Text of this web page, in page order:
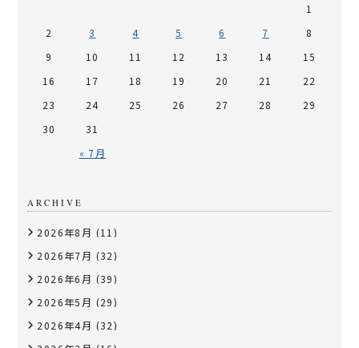
« 7月
1
2
3 4 5 6 7
8
9
10 11 12 13 14
15
16
17 18 19 20 21
22
23
24 25 26 27 28
29
30
31
ARCHIVE
2026年8月 (11)
2026年7月 (32)
2026年6月 (39)
2026年5月 (29)
2026年4月 (32)